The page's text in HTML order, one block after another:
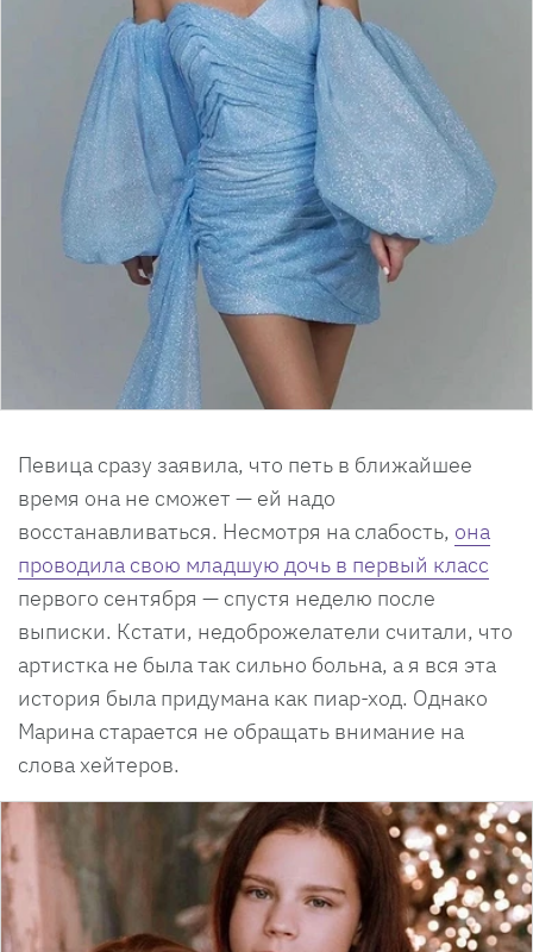
Певица сразу заявила, что петь в ближайшее
время она не сможет — ей надо
восстанавливаться. Несмотря на слабость, она
проводила свою младшую дочь в первый класс
первого сентября — спустя неделю после
выписки. Кстати, недоброжелатели считали, что
артистка не была так сильно больна, а я вся эта
история была придумана как пиар-ход. Однако
Марина старается не обращать внимание на
слова хейтеров.